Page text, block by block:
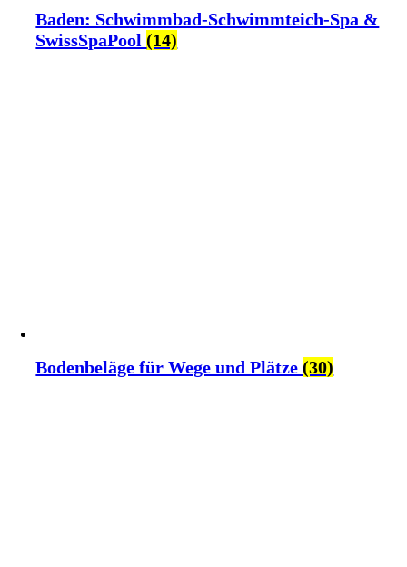
Baden: Schwimmbad-Schwimmteich-Spa &
SwissSpaPool(14)
Bodenbeläge für Wege und Plätze(30)